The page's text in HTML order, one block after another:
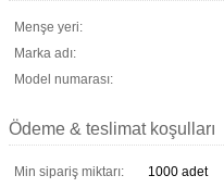
Menşe yeri:
Marka adı:
Model numarası:
Ödeme & teslimat koşulları
Min sipariş miktarı:
1000 adet